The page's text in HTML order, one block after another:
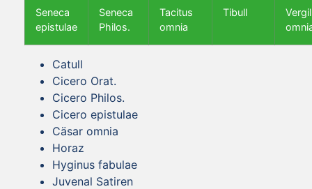
Seneca
epistulae
Seneca
Philos.
Tacitus
omnia
Tibull
Vergil
Catull
Cicero Orat.
Cicero Philos.
Cicero epistulae
Cäsar omnia
Horaz
Hyginus fabulae
Juvenal Satiren